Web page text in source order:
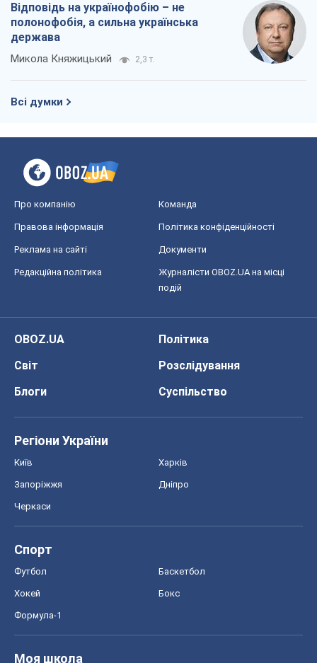
Відповідь на українофобію – не
полонофобія, а сильна українська
держава
Микола Княжицький 2,3 т.
Всі думки
Про компанію Команда
Правова інформація Політика конфіденційності
Реклама на сайті Документи
Редакційна політика
Журналісти OBOZ.UA на місці
подій
OBOZ.UA
Політика
Світ
Розслідування
Блоги
Суспільство
Регіони України
Київ Харків
Запоріжжя Дніпро
Черкаси
Спорт
Футбол Баскетбол
Хокей Бокс
Формула-1
Моя школа